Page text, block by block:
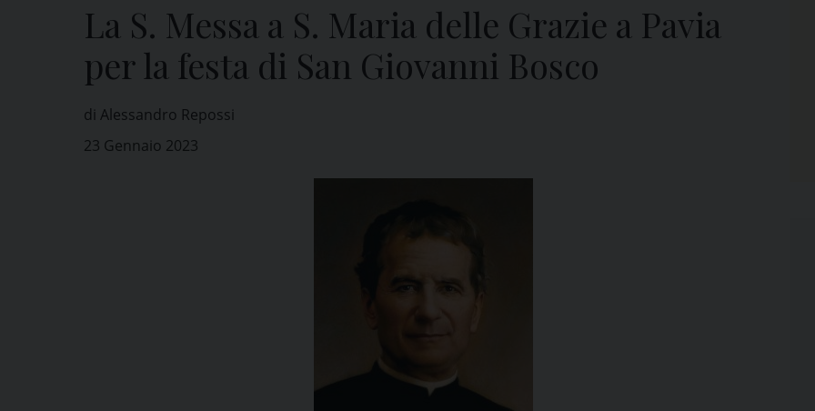
La S. Messa a S. Maria delle Grazie a Pavia
per la festa di San Giovanni Bosco
di Alessandro Repossi
23 Gennaio 2023